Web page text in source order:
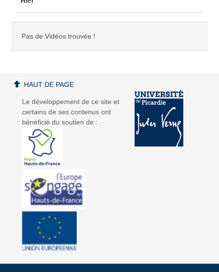
Pas de Vidéos trouvée !
Le développement de ce site et
certains de ses contenus ont
bénéficié du soutien de :
HAUT DE PAGE